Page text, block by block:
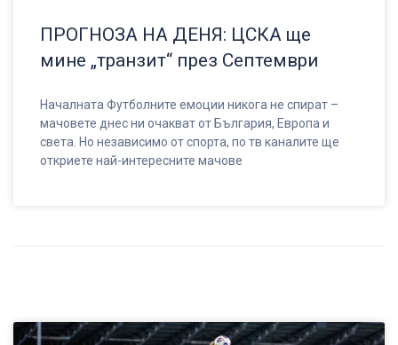
ПРОГНОЗА НА ДЕНЯ: ЦСКА ще
мине „транзит“ през Септември
Началната Футболните емоции никога не спират –
мачовете днес ни очакват от България, Европа и
света. Но независимо от спорта, по тв каналите ще
откриете най-интересните мачове